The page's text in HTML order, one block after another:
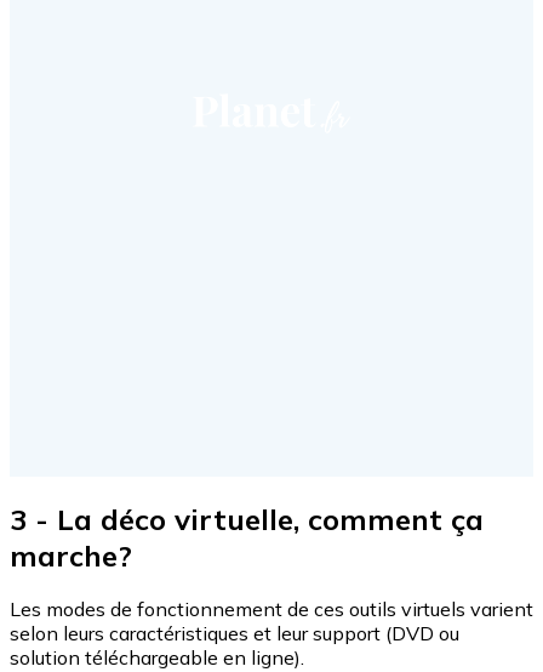
3 - La déco virtuelle, comment ça
marche?
Les modes de fonctionnement de ces outils virtuels varient
selon leurs caractéristiques et leur support (DVD ou
solution téléchargeable en ligne).